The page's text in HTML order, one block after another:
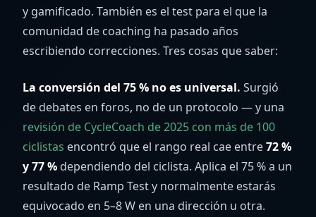
y gamificado. También es el test para el que la
comunidad de coaching ha pasado años
escribiendo correcciones. Tres cosas que saber:
La conversión del 75 % no es universal. Surgió
de debates en foros, no de un protocolo — y una
revisión de CycleCoach de 2025 con más de 100
ciclistas encontró que el rango real cae entre72 %
y 77 % dependiendo del ciclista. Aplica el 75 % a un
resultado de Ramp Test y normalmente estarás
equivocado en 5–8 W en una dirección u otra.